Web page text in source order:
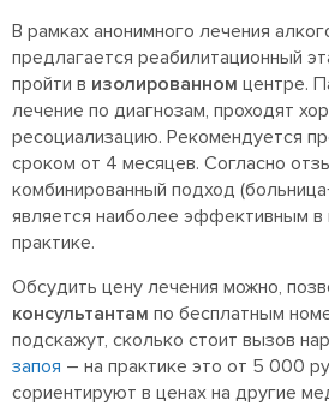
В рамках анонимного лечения
предлагается реабилитационный
пройти в изолированном центре.
лечение по диагнозам, проходят
ресоциализацию. Рекомендуется
сроком от 4 месяцев. Согласно
комбинированный подход
является наиболее эффективным в
практике.
Обсудить цену лечения можно,
консультантам по бесплатным
подскажут, сколько стоит вызов
запоя – на практике это от 5 000
сориентируют в ценах на другие